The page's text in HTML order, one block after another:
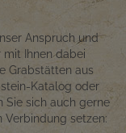
Anspruch und
mit Ihnen dabei
Grabstätten aus
Katalog oder
Sie sich auch gerne
setzen: